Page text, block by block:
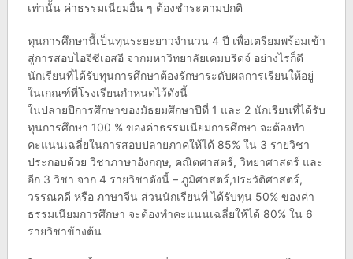
เท่านั้น ค่าธรรมเนียมอื่น ๆ ต้องชำระตามปกติ
ทุนการศึกษานี้เป็นทุนระยะยาวจำนวน 4 ปี เพื่อเตรียมพร้อมเข้า
สู่การสอบไอจีซีเอสอี จากมหาวิทยาลัยเคมบริดจ์ อย่างไรก็ดี
นักเรียนที่ได้รับทุนการศึกษาต้องรักษาระดับผลการเรียนให้อยู่
ในเกณฑ์ที่โรงเรียนกำหนดไว้ดังนี้
ในปลายปีการศึกษาของมัธยมศึกษาปีที่ 1 และ 2 นักเรียนที่ได้รับ
ทุนการศึกษา 100 % ของค่าธรรมเนียมการศึกษา จะต้องทำ
คะแนนเฉลี่ยในการสอบปลายภาคให้ได้ 85% ใน 3 รายวิชา
ประกอบด้วย วิชาภาษาอังกฤษ, คณิตศาสตร์, วิทยาศาสตร์ และ
อีก 3 วิชา จาก 4 รายวิชาดังนี้ – ภูมิศาสตร์,ประวัติศาสตร์,
วรรณคดี หรือ ภาษาจีน ส่วนนักเรียนที่ ได้รับทุน 50% ของค่า
ธรรมเนียมการศึกษา จะต้องทำคะแนนเฉลี่ยให้ได้ 80% ใน 6
รายวิชาข้างต้น